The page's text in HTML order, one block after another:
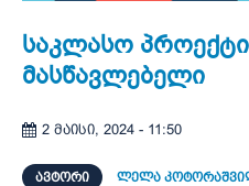
საკლასო პროექტი
მასწავლებელი
2 მაისი, 2024 - 11:50
ᲐᲕᲢᲝᲠᲘ ლელა